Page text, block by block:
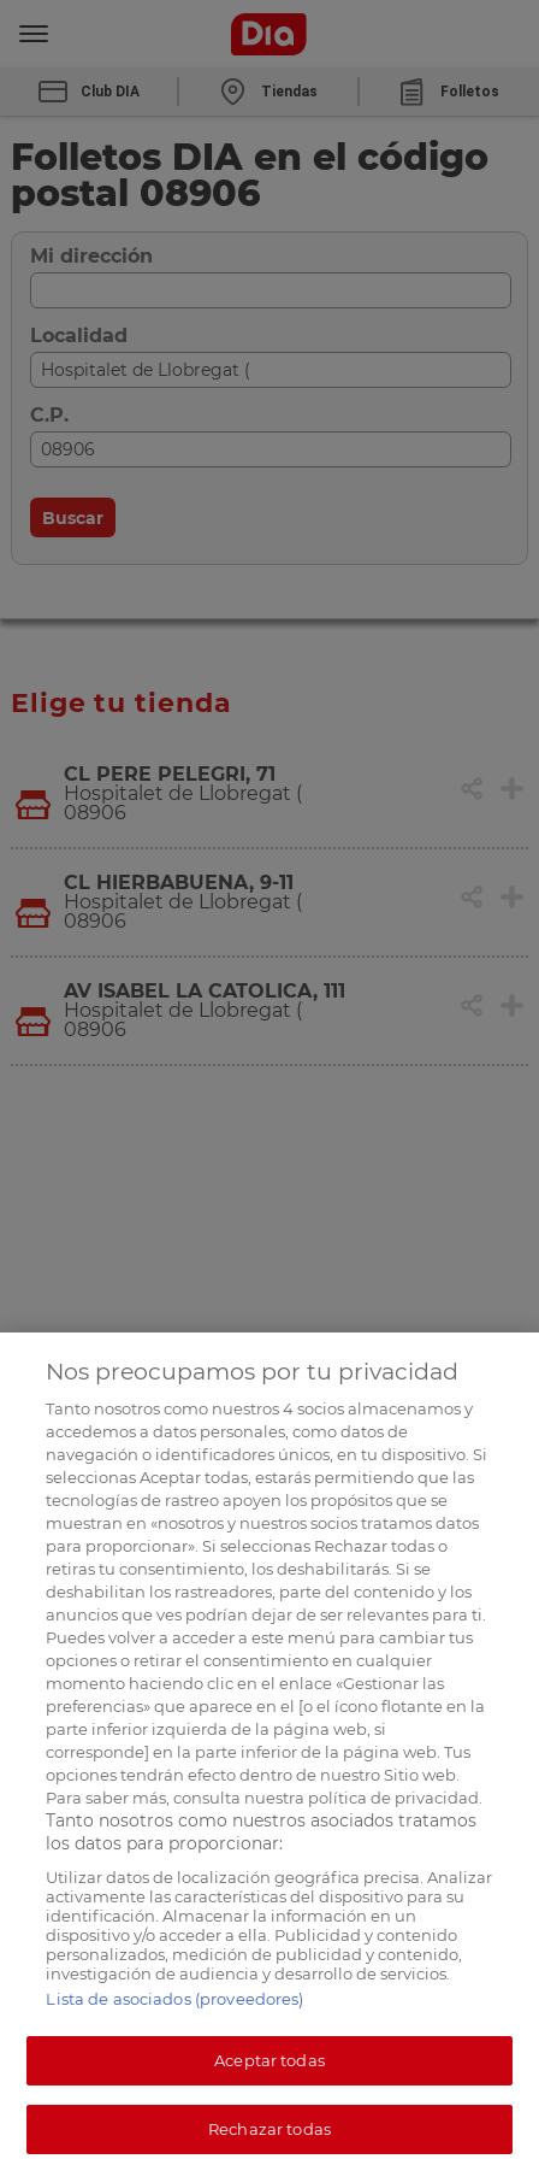
Club DIA Tiendas Folletos
Folletos DIA en el código
postal 08906
Mi dirección
Localidad
C.P.
Elige tu tienda
CL PERE PELEGRI, 71
Hospitalet de Llobregat (
08906
CL HIERBABUENA, 9-11
Hospitalet de Llobregat (
08906
AV ISABEL LA CATOLICA, 111
Hospitalet de Llobregat (
08906
Nos preocupamos por tu privacidad
Tanto nosotros como nuestros4socios almacenamos y
accedemos a datos personales, como datos de
navegación o identificadores únicos, en tu dispositivo. Si
seleccionas Aceptar todas, estarás permitiendo que las
tecnologías de rastreo apoyen los propósitos que se
muestran en «nosotros y nuestros socios tratamos datos
para proporcionar». Si seleccionas Rechazar todas o
retiras tu consentimiento, los deshabilitarás. Si se
deshabilitan los rastreadores, parte del contenido y los
anuncios que ves podrían dejar de ser relevantes para ti.
Puedes volver a acceder a este menú para cambiar tus
opciones o retirar el consentimiento en cualquier
momento haciendo clic en el enlace «Gestionar las
preferencias» que aparece en el [o el ícono flotante en la
parte inferior izquierda de la página web, si
corresponde] en la parte inferior de la página web. Tus
opciones tendrán efecto dentro de nuestro Sitio web.
Para saber más, consulta nuestra política de privacidad.
Tanto nosotros como nuestros asociados tratamos
los datos para proporcionar:
Utilizar datos de localización geográfica precisa. Analizar
activamente las características del dispositivo para su
identificación. Almacenar la información en un
dispositivo y/o acceder a ella. Publicidad y contenido
personalizados, medición de publicidad y contenido,
investigación de audiencia y desarrollo de servicios.
Lista de asociados (proveedores)
Aceptar todas
Rechazar todas